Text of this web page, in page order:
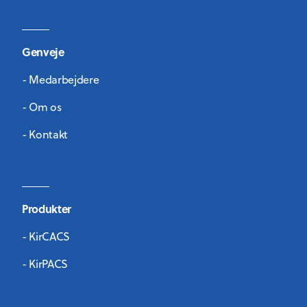
Genveje
- Medarbejdere
- Om os
- Kontakt
Produkter
- KirCACS
- KirPACS